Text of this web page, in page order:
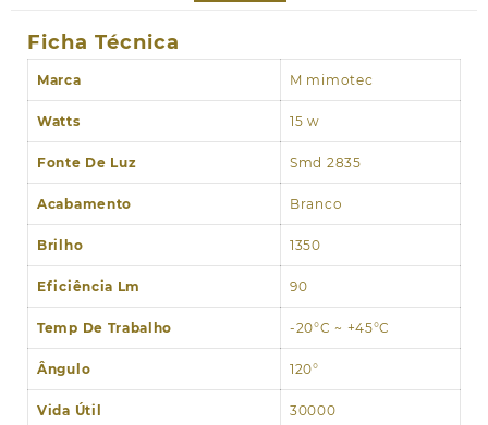
Ficha Técnica
Marca M mimotec
Watts 15 w
Fonte De Luz Smd 2835
Acabamento Branco
Brilho 1350
Eficiência Lm 90
Temp De Trabalho -20°C ~ +45°C
Ângulo 120°
Vida Útil 30000